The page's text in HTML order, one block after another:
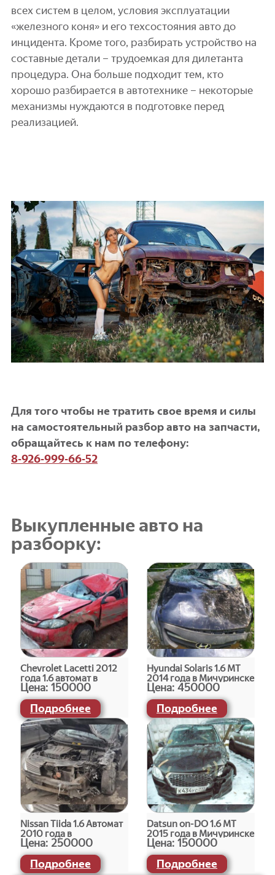
всех систем в целом, условия эксплуатации
«железного коня» и его техсостояния авто до
инцидента. Кроме того, разбирать устройство на
составные детали – трудоемкая для дилетанта
процедура. Она больше подходит тем, кто
хорошо разбирается в автотехнике – некоторые
механизмы нуждаются в подготовке перед
реализацией.
Для того чтобы не тратить свое время и силы
на самостоятельный разбор авто на запчасти,
обращайтесь к нам по телефону:
8-926-999-66-52
Выкупленные авто на
разборку:
Chevrolet Lacetti 2012
года 1.6 автомат в
Мичуринске
Цена: 150000
Подробнее
Hyundai Solaris 1.6 МТ
2014 года в Мичуринске
Цена: 450000
Подробнее
Nissan Tiida 1.6 Автомат
2010 года в
Мичуринске
Цена: 250000
Подробнее
Datsun on-DO 1.6 МТ
2015 года в Мичуринске
Цена: 150000
Подробнее